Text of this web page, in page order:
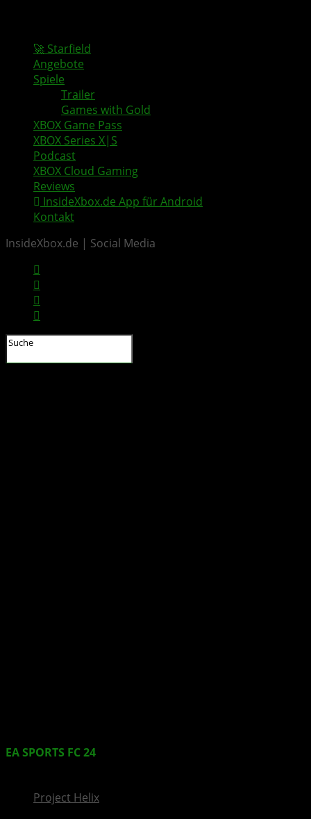
🚀 Starfield
Angebote
Spiele
Trailer
Games with Gold
XBOX Game Pass
XBOX Series X|S
Podcast
XBOX Cloud Gaming
Reviews
InsideXbox.de App für Android
Kontakt
InsideXbox.de | Social Media
EA SPORTS FC 24
Project Helix